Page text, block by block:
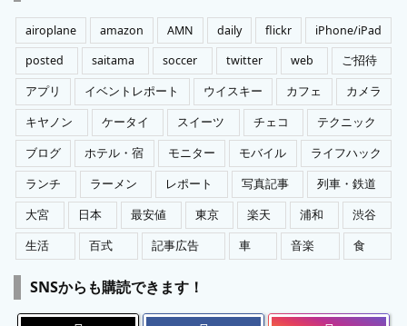
ー
airoplane amazon AMN daily flickr
iPhone/iPad
posted
saitama soccer twitter web
ご招待
アプリ
イベントレポート ウイスキー カフェ
カメラ
キヤノン
ケータイ スイーツ チェコ
テクニック
ブログ
ホテル・宿 モニター モバイル
ライフハック
ランチ
ラーメン レポート 写真記事
列車・鉄道
大宮
日本 最安値 東京 楽天 浦和
渋谷
生活
百式 記事広告 車 音楽 食
SNSからも購読できます！